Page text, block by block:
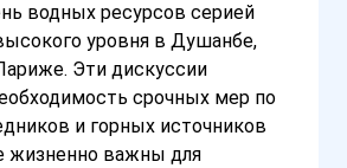
водных ресурсов серией
уровня в Душанбе,
Эти дискуссии
срочных мер по
и горных источников
жизненно важны для